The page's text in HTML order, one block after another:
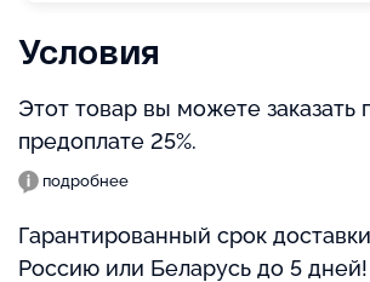
Условия
Этот товар вы можете заказать
предоплате 25%.
подробнее
Гарантированный срок
Россию или Беларусь до 5 дней!